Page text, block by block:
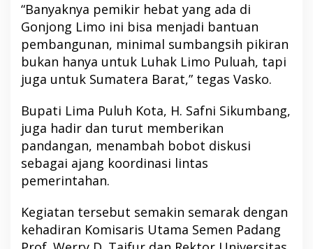
“Banyaknya pemikir hebat yang ada di
Gonjong Limo ini bisa menjadi bantuan
pembangunan, minimal sumbangsih pikiran
bukan hanya untuk Luhak Limo Puluah, tapi
juga untuk Sumatera Barat,” tegas Vasko.
Bupati Lima Puluh Kota, H. Safni Sikumbang,
juga hadir dan turut memberikan
pandangan, menambah bobot diskusi
sebagai ajang koordinasi lintas
pemerintahan.
Kegiatan tersebut semakin semarak dengan
kehadiran Komisaris Utama Semen Padang